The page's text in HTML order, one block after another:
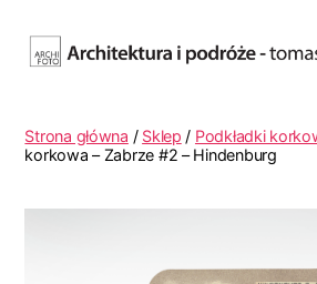
Tomasz
Kiełkowski.
Strona główna / Sklep / Podkładki
korkowa – Zabrze #2 – Hindenburg